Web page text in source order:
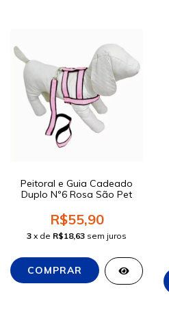
Peitoral e Guia Cadeado
Duplo Nº6 Rosa São Pet
R$55,90
3 x de R$18,63 sem juros